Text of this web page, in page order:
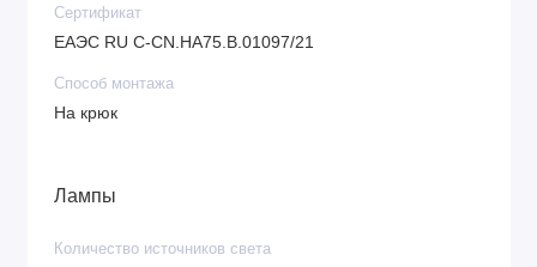
Сертификат
ЕАЭС RU С-CN.НА75.В.01097/21
Способ монтажа
На крюк
Лампы
Количество источников света